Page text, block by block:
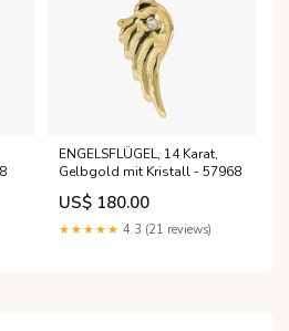
ENGELSFLÜGEL, 14 Karat,
Gelbgold mit Kristall - 57968
US$ 180.00
★★★★★ 4.3 (21 reviews)